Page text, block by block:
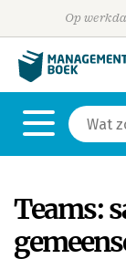
Op
Teams: